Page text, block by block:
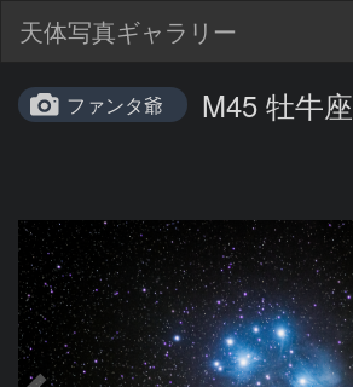
天体写真ギャラリー
ファンタ爺 M45 牡牛座